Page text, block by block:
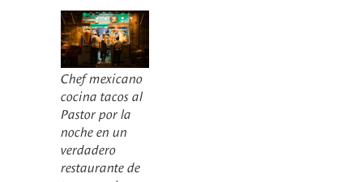
Chef mexicano
cocina tacos al
Pastor por la
noche en un
verdadero
restaurante de